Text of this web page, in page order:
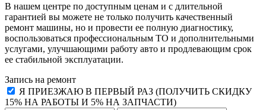
В нашем центре по доступным ценам и с длительной
гарантией вы можете не только получить качественный
ремонт машины, но и провести ее полную диагностику,
воспользоваться профессиональным ТО и дополнительными
услугами, улучшающими работу авто и продлевающим срок
ее стабильной эксплуатации.
Запись на ремонт
Я ПРИЕЗЖАЮ В ПЕРВЫЙ РАЗ (ПОЛУЧИТЬ СКИДКУ
15% НА РАБОТЫ И 5% НА ЗАПЧАСТИ)